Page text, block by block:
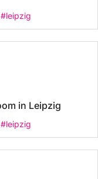
#leipzig
in Leipzig
#leipzig